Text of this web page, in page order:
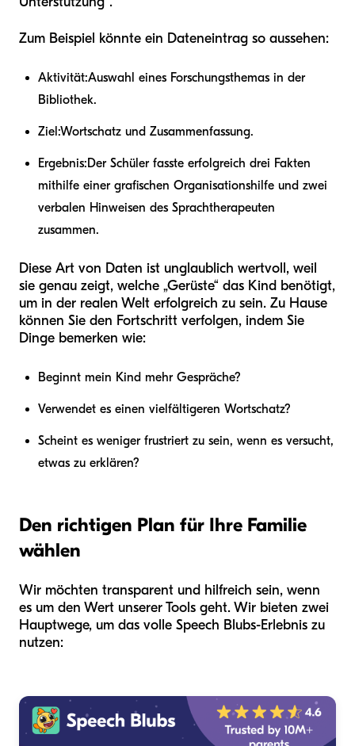
Zum Beispiel könnte ein Dateneintrag so aussehen:
Aktivität:Auswahl eines Forschungsthemas in der
Bibliothek.
Ziel:Wortschatz und Zusammenfassung.
Ergebnis:Der Schüler fasste erfolgreich drei Fakten
mithilfe einer grafischen Organisationshilfe und zwei
verbalen Hinweisen des Sprachtherapeuten
zusammen.
Diese Art von Daten ist unglaublich wertvoll, weil
sie genau zeigt, welche „Gerüste“ das Kind benötigt,
um in der realen Welt erfolgreich zu sein. Zu Hause
können Sie den Fortschritt verfolgen, indem Sie
Dinge bemerken wie:
Beginnt mein Kind mehr Gespräche?
Verwendet es einen vielfältigeren Wortschatz?
Scheint es weniger frustriert zu sein, wenn es versucht,
etwas zu erklären?
Den richtigen Plan für Ihre Familie
wählen
Wir möchten transparent und hilfreich sein, wenn
es um den Wert unserer Tools geht. Wir bieten zwei
Hauptwege, um das volle Speech Blubs-Erlebnis zu
nutzen: